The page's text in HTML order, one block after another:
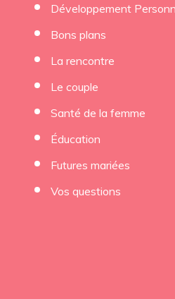
Développement
Bons plans
La rencontre
Le couple
Santé de la femme
Éducation
Futures mariées
Vos questions